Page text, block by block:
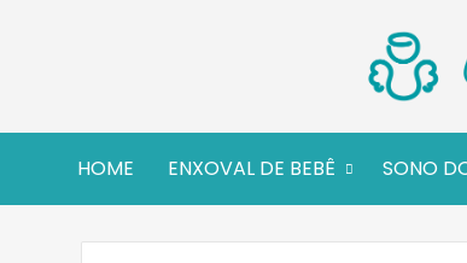
HOME ENXOVAL DE BEBÊ SONO